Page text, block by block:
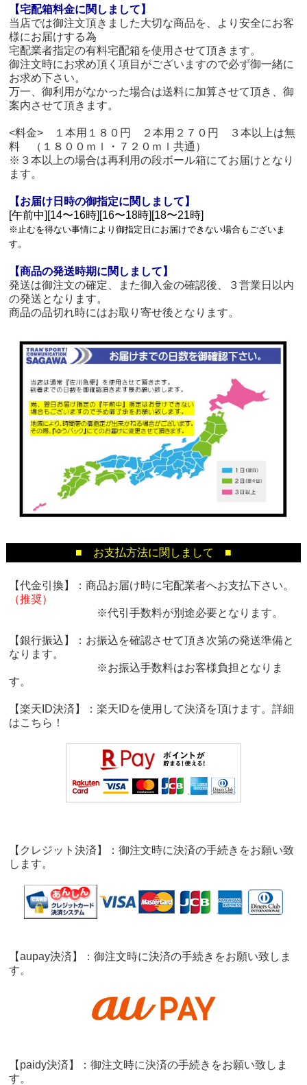
【宅配箱料金に関しまして】
当店では御注文頂きました大切な商品を、より安全にお客
様にお届けする為
宅配業者指定の有料宅配箱を使用させて頂きます。
御注文時にお求め頂く項目がございますので必ず御一緒に
お求め下さい。
万一、御利用がなかった場合は送料に加算させて頂き、御
案内させて頂きます。
<料金> １本用１８０円 ２本用２７０円 ３本以上は無
料 （１８００ｍｌ・７２０ｍｌ共通）
※３本以上の場合は再利用の段ボール箱にてお届けとなり
ます。
【お届け日時の御指定に関しまして】
[午前中][14〜16時][16〜18時][18〜21時]
※止むを得ない事情により御指定日にお届けできない場合もございま
す。
【商品の発送時期に関しまして】
発送は御注文の確定、また御入金の確認後、３営業日以内
の発送となります。
商品の品切れ時にはお取り寄せ後となります。
■ お支払方法に関しまして ■
【代金引換】：商品お届け時に宅配業者へお支払下さい。
（推奨）
※代引手数料が別途必要となります。
【銀行振込】：お振込を確認させて頂き次第の発送準備と
なります。
※お振込手数料はお客様負担となりま
す。
【楽天ID決済】：楽天IDを使用して決済を頂けます。詳細
はこちら！
【クレジット決済】：御注文時に決済の手続きをお願い致
します。
【aupay決済】：御注文時に決済の手続きをお願い致しま
す。
【paidy決済】：御注文時に決済の手続きをお願い致しま
す。